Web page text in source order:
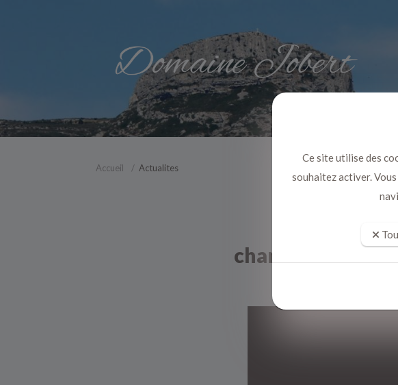
Accueil Actualites
chambre avec
Ce site utilise des
souhaitez activer.